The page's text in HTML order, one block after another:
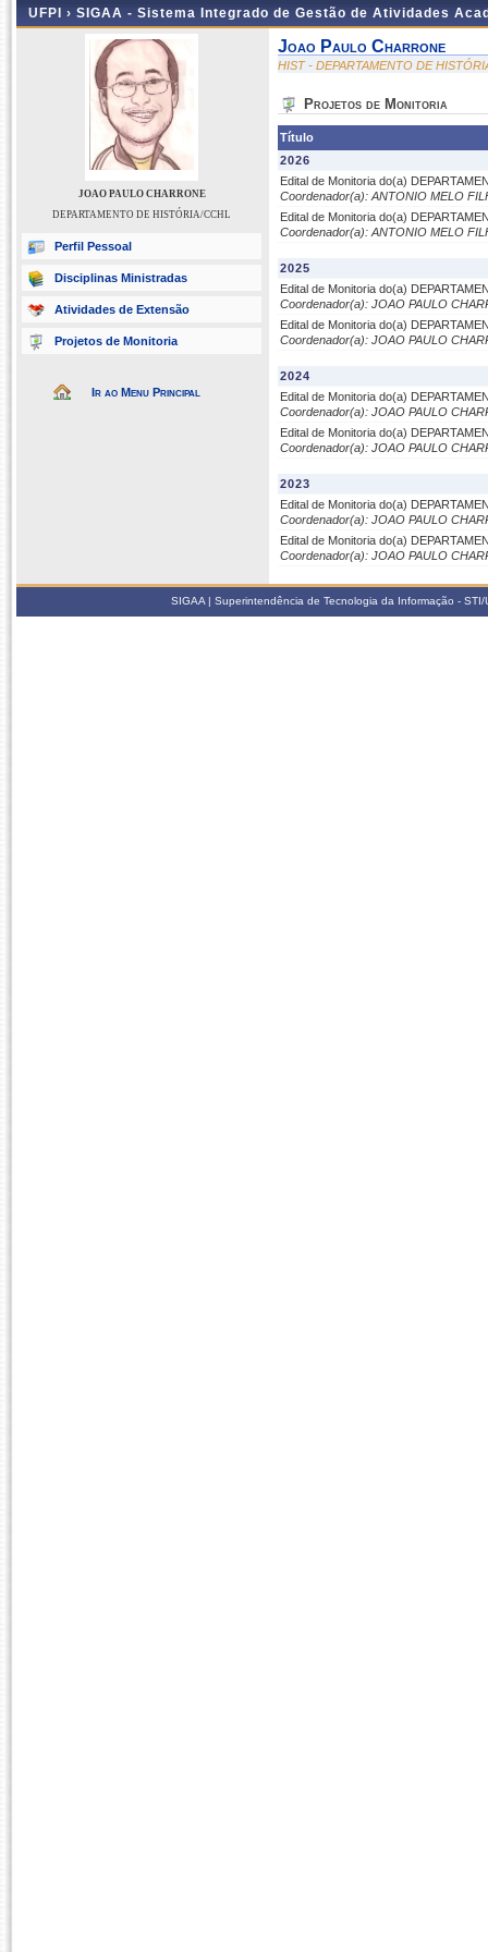
UFPI › SIGAA - Sistema Integrado de Gestão de Atividades
JOAO PAULO CHARRONE
DEPARTAMENTO DE HISTÓRIA/CCHL
Perfil Pessoal
Disciplinas Ministradas
Atividades de Extensão
Projetos de Monitoria
Ir ao Menu Principal
Joao Paulo Charrone
HIST - DEPARTAMENTO DE
Projetos de Monitoria
Título
2026
Edital de Monitoria do(a)
Coordenador(a): ANTONIO MELO
Edital de Monitoria do(a)
Coordenador(a): ANTONIO MELO
2025
Edital de Monitoria do(a)
Coordenador(a): JOAO PAULO
Edital de Monitoria do(a)
Coordenador(a): JOAO PAULO
2024
Edital de Monitoria do(a)
Coordenador(a): JOAO PAULO
Edital de Monitoria do(a)
Coordenador(a): JOAO PAULO
2023
Edital de Monitoria do(a)
Coordenador(a): JOAO PAULO
Edital de Monitoria do(a)
Coordenador(a): JOAO PAULO
SIGAA | Superintendência de Tecnologia da Informação -